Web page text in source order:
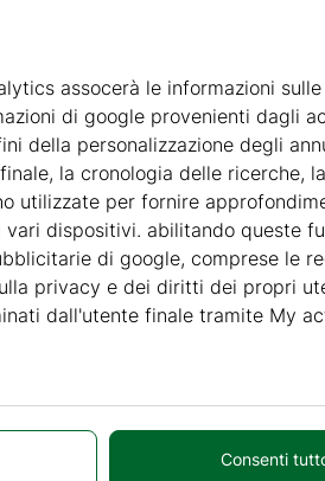
Accessori
PRODOTTI PER IL
+ 69 €
+ 69 €
(5 litri)
assocerà le informazioni
di google provenienti dagli
della personalizzazione degli
la cronologia delle ricerche,
utilizzate per fornire
dispositivi. abilitando queste
di google, comprese le
privacy e dei diritti dei propri
dall'utente finale tramite My
Consenti